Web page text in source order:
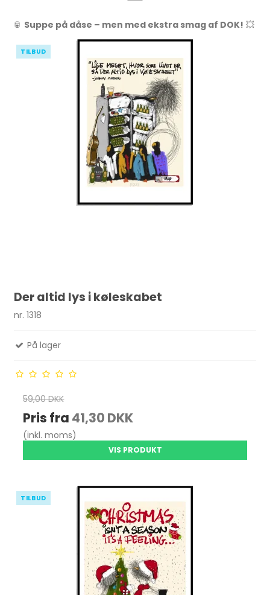
🥫 Suppe på dåse – men med ekstra smag af DOK! 💥
TILBUD
Der altid lys i køleskabet
nr. 1318
På lager
59,00 DKK
Pris fra 41,30 DKK
(inkl. moms)
VIS PRODUKT
TILBUD